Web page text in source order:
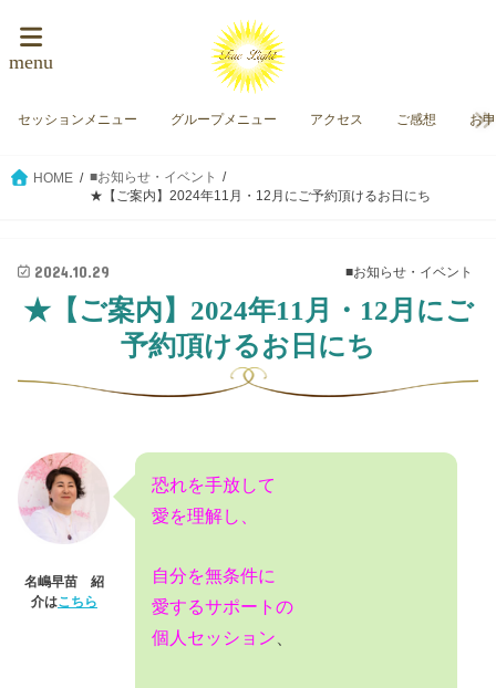
menu
セッションメニュー グループメニュー アクセス ご感想 お
HOME
■お知らせ・イベント
★【ご案内】2024年11月・12月にご予約頂けるお日にち
■お知らせ・イベント
2024.10.29
★【ご案内】2024年11月・12月にご
予約頂けるお日にち
名嶋早苗 紹
介はこちら
恐れを手放して
愛を理解し、
自分を無条件に
愛するサポートの
個人セッション